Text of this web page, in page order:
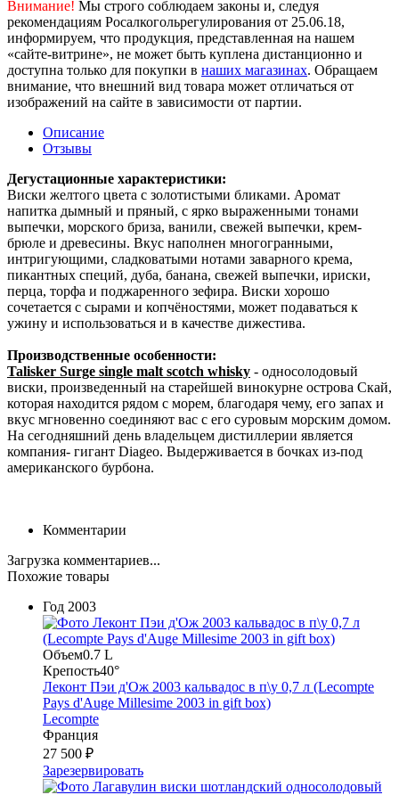
Внимание! Мы строго соблюдаем законы и, следуя
рекомендациям Росалкогольрегулирования от 25.06.18,
информируем, что продукция, представленная на нашем
«сайте-витрине», не может быть куплена дистанционно и
доступна только для покупки в наших магазинах. Обращаем
внимание, что внешний вид товара может отличаться от
изображений на сайте в зависимости от партии.
Описание
Отзывы
Дегустационные характеристики:
Виски желтого цвета с золотистыми бликами. Аромат
напитка дымный и пряный, с ярко выраженными тонами
выпечки, морского бриза, ванили, свежей выпечки, крем-
брюле и древесины. Вкус наполнен многогранными,
интригующими, сладковатыми нотами заварного крема,
пикантных специй, дуба, банана, свежей выпечки, ириски,
перца, торфа и поджаренного зефира. Виски хорошо
сочетается с сырами и копчёностями, может подаваться к
ужину и использоваться и в качестве дижестива.
Производственные особенности:
Talisker Surge single malt scotch whisky - односолодовый
виски, произведенный на старейшей винокурне острова Скай,
которая находится рядом с морем, благодаря чему, его запах и
вкус мгновенно соединяют вас с его суровым морским домом.
На сегодняшний день владельцем дистиллерии является
компания- гигант Diageo. Выдерживается в бочках из-под
американского бурбона.
Комментарии
Загрузка комментариев...
Похожие товары
Год 2003
Объем0.7 L
Крепость40°
Леконт Пэи д'Ож 2003 кальвадос в п\у 0,7 л (Lecompte
Pays d'Auge Millesime 2003 in gift box)
Lecompte
Франция
27 500 ₽
Зарезервировать